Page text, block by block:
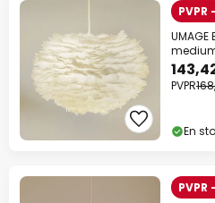
PVPR
PVPR
En
PVPR